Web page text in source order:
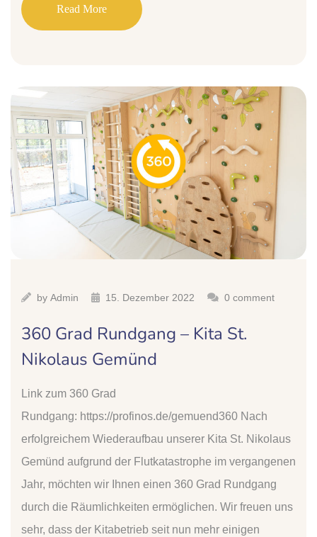
Read More
by Admin 15. Dezember 2022 0 comment
360 Grad Rundgang – Kita St.
Nikolaus Gemünd
Link zum 360 Grad
Rundgang: https://profinos.de/gemuend360 Nach
erfolgreichem Wiederaufbau unserer Kita St. Nikolaus
Gemünd aufgrund der Flutkatastrophe im vergangenen
Jahr, möchten wir Ihnen einen 360 Grad Rundgang
durch die Räumlichkeiten ermöglichen. Wir freuen uns
sehr, dass der Kitabetrieb seit nun mehr einigen